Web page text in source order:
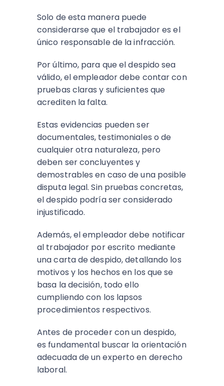
Solo de esta manera puede
considerarse que el trabajador es el
único responsable de la infracción.
Por último, para que el despido sea
válido, el empleador debe contar con
pruebas claras y suficientes que
acrediten la falta.
Estas evidencias pueden ser
documentales, testimoniales o de
cualquier otra naturaleza, pero
deben ser concluyentes y
demostrables en caso de una posible
disputa legal. Sin pruebas concretas,
el despido podría ser considerado
injustificado.
Además, el empleador debe notificar
al trabajador por escrito mediante
una carta de despido, detallando los
motivos y los hechos en los que se
basa la decisión, todo ello
cumpliendo con los lapsos
procedimientos respectivos.
Antes de proceder con un despido,
es fundamental buscar la orientación
adecuada de un experto en derecho
laboral.